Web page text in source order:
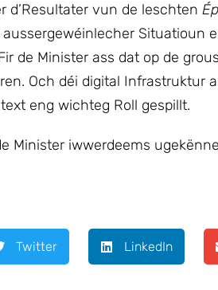
d’Resultater vun de leschten
Situatioun
de Minister ass dat op de
Och déi digital Infrastruktur
eng wichteg Roll gespillt.
Minister iwwerdeems
Twitter LinkedIn